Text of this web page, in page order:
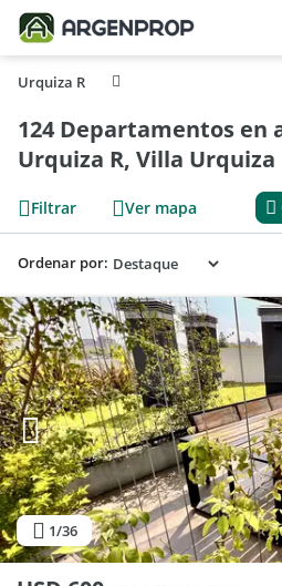
Urquiza R
124 Departamentos en
Urquiza R, Villa Urquiza
Filtrar Ver mapa
Ordenar por:
1/36